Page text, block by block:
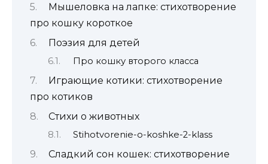
Мышеловка на лапке: стихотворение
про кошку короткое
Поэзия для детей
Про кошку второго класса
Играющие котики: стихотворение
про котиков
Стихи о животных
Stihotvorenie-o-koshke-2-klass
Сладкий сон кошек: стихотворение